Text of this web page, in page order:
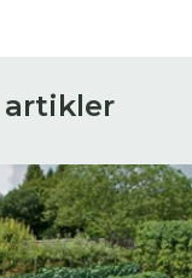
artikler